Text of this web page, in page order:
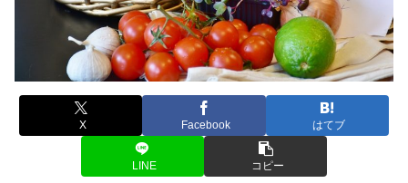
X Facebook はてブ
LINE コピー